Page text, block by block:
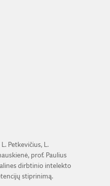
Petkevičius, L.
prof. Paulius
dirbtinio intelekto
stiprinimą.